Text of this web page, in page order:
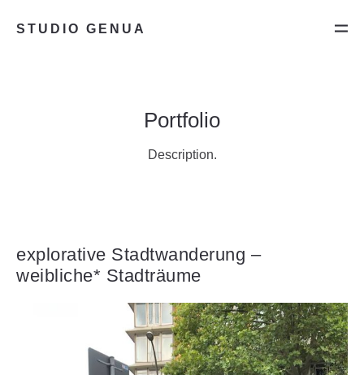
STUDIO GENUA
Portfolio
Description.
explorative Stadtwanderung –
weibliche* Stadträume